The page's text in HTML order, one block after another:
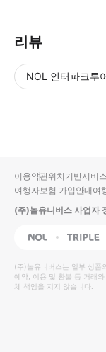
리뷰
NOL 인터파크투
입니
다.
높
은
순
동
영
상
순
상
이용약관위치기반서비
여행자보험 가입안내여
(주)놀유니버스 사업자
NOL Triple
(주)놀유니버스는 일부 상품
예약, 이용 및 환불 등 거래
체 책임을 지지 않습니다.